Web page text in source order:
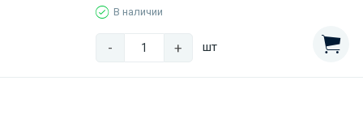
В наличии
- + шт